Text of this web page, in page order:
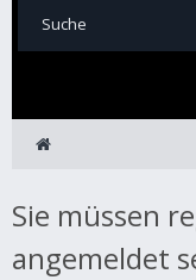
Sie müssen
angemeldet